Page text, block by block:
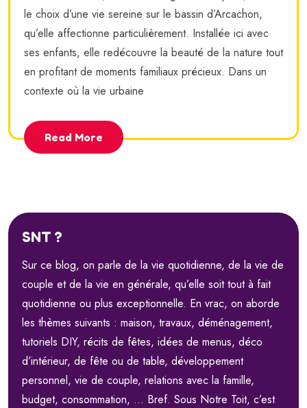
le choix d’une vie sereine sur le bassin d’Arcachon,
qu’elle affectionne particulièrement. Installée ici avec
ses enfants, elle redécouvre la beauté de la nature tout
en profitant de moments familiaux précieux. Dans un
contexte où la vie urbaine
Read More
SNT ?
Sur ce blog, on parle de la vie quotidienne, de la vie de
couple et de la vie en générale, qu’elle soit tout à fait
quotidienne ou plus exceptionnelle. En vrac, on aborde
les thèmes suivants : maison, travaux, déménagement,
tutoriels DIY, récits de fêtes, idées de menus, déco
d’intérieur, de fête ou de table, développement
personnel, vie de couple, relations avec la famille,
budget, consommation, … Bref. Sous Notre Toit, c’est